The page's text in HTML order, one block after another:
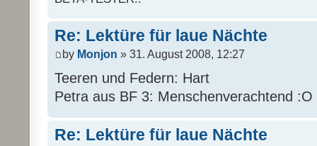
Re: Lektüre für laue Nächte
by Monjon » 31. August 2008, 12:27
Teeren und Federn: Hart
Petra aus BF 3: Menschenverachtend :O
Re: Lektüre für laue Nächte